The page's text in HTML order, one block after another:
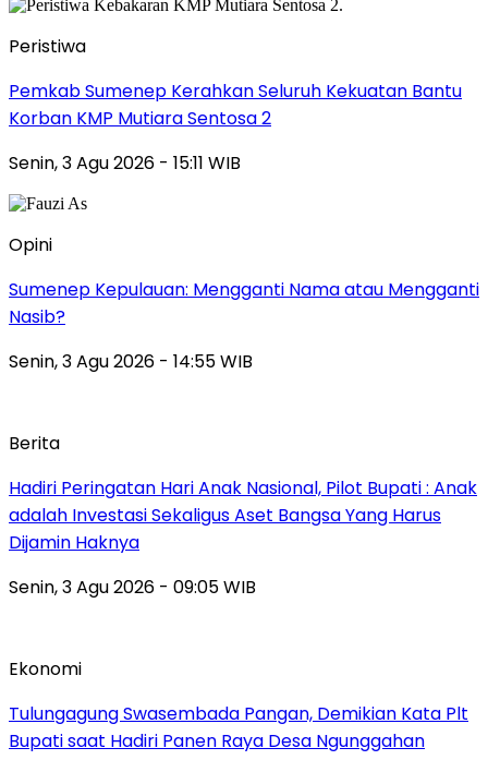
Peristiwa
Pemkab Sumenep Kerahkan Seluruh Kekuatan Bantu
Korban KMP Mutiara Sentosa 2
Senin, 3 Agu 2026 - 15:11 WIB
Opini
Sumenep Kepulauan: Mengganti Nama atau Mengganti
Nasib?
Senin, 3 Agu 2026 - 14:55 WIB
Berita
Hadiri Peringatan Hari Anak Nasional, Pilot Bupati : Anak
adalah Investasi Sekaligus Aset Bangsa Yang Harus
Dijamin Haknya
Senin, 3 Agu 2026 - 09:05 WIB
Ekonomi
Tulungagung Swasembada Pangan, Demikian Kata Plt
Bupati saat Hadiri Panen Raya Desa Ngunggahan